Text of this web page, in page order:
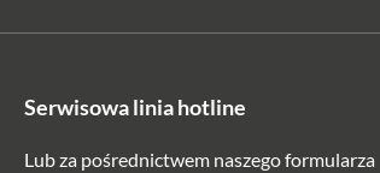
Serwisowa linia hotline
Lub za pośrednictwem naszegoformularza